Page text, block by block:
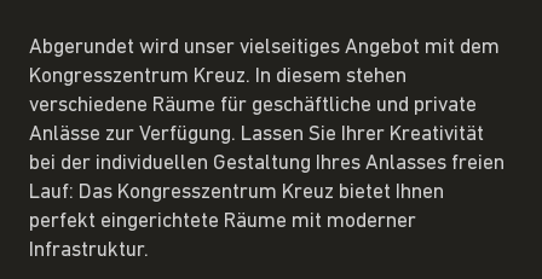
Abgerundet wird unser vielseitiges Angebot mit dem
Kongresszentrum Kreuz. In diesem stehen
verschiedene Räume für geschäftliche und private
Anlässe zur Verfügung. Lassen Sie Ihrer Kreativität
bei der individuellen Gestaltung Ihres Anlasses freien
Lauf: Das Kongresszentrum Kreuz bietet Ihnen
perfekt eingerichtete Räume mit moderner
Infrastruktur.